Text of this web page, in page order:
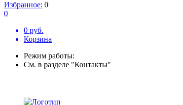
Избранное: 0
0
0 руб.
Корзина
Режим работы:
См. в разделе "Контакты"